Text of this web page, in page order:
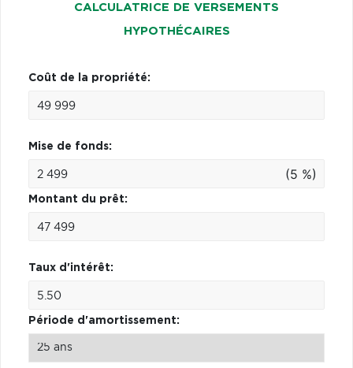
CALCULATRICE DE VERSEMENTS
HYPOTHÉCAIRES
Coût de la propriété:
Mise de fonds:
(5 %)
Montant du prêt:
Taux d'intérêt:
Période d'amortissement: